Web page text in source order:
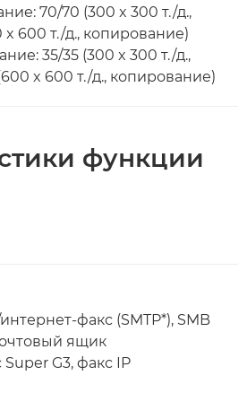
70/70 (300 x 300 т./д.,
x 600 т./д., копирование)
35/35 (300 x 300 т./д.,
x 600 т./д., копирование)
функции
факс (SMTP*), SMB
ящик
G3, факс IP